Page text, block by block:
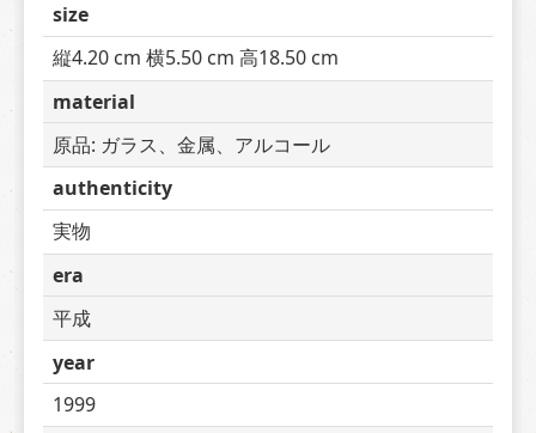
size
縦4.20 cm 横5.50 cm 高18.50 cm
material
原品: ガラス、金属、アルコール
authenticity
実物
era
平成
year
1999